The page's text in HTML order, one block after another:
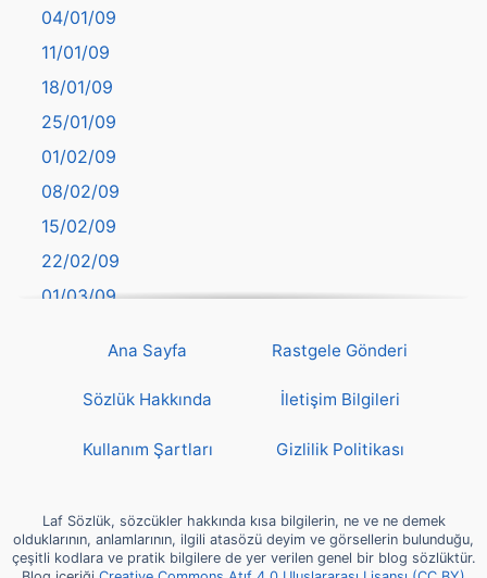
Bartın
başkentler
Batman
Bayburt
Bilecik
Bingöl
Bitlis
Bolu
Burdur
Çankırı
Çorum
deyim
Diyarbakır
04/01/09
11/01/09
18/01/09
25/01/09
01/02/09
08/02/09
15/02/09
22/02/09
01/03/09
22/03/09
19/04/09
26/04/09
Ana Sayfa Rastgele Gönderi
Sözlük Hakkında İletişim Bilgileri
Kullanım Şartları Gizlilik Politikası
Laf Sözlük, sözcükler hakkında kısa bilgilerin, ne ve ne demek
olduklarının, anlamlarının, ilgili atasözü deyim ve görsellerin bulunduğu,
çeşitli kodlara ve pratik bilgilere de yer verilen genel bir blog sözlüktür.